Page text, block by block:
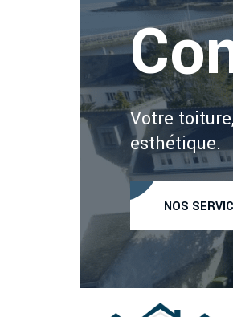
Votre
esthétique.
NOS